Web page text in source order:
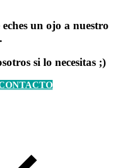
un ojo a nuestro
si lo necesitas ;)